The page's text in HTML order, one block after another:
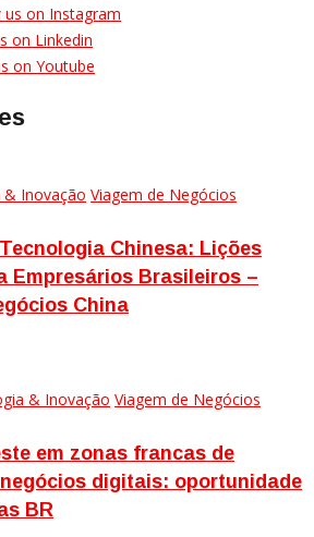
us on Instagram
on Linkedin
on Youtube
& Inovação Viagem de Negócios
Chinesa: Lições
Empresários Brasileiros –
China
& Inovação Viagem de Negócios
em zonas francas de
digitais: oportunidade
BR